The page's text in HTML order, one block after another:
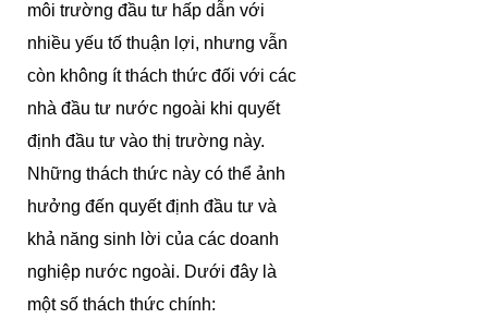
môi trường đầu tư hấp dẫn với
nhiều yếu tố thuận lợi, nhưng vẫn
còn không ít thách thức đối với các
nhà đầu tư nước ngoài khi quyết
định đầu tư vào thị trường này.
Những thách thức này có thể ảnh
hưởng đến quyết định đầu tư và
khả năng sinh lời của các doanh
nghiệp nước ngoài. Dưới đây là
một số thách thức chính: